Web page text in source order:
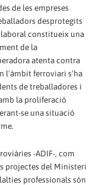
de les empreses
desprotegits
constitueix una
de la
atenta contra
l'àmbit ferroviari s'ha
de treballadores i
la proliferació
se una situació
-ADIF-, com
projectes del Ministeri
professionals són